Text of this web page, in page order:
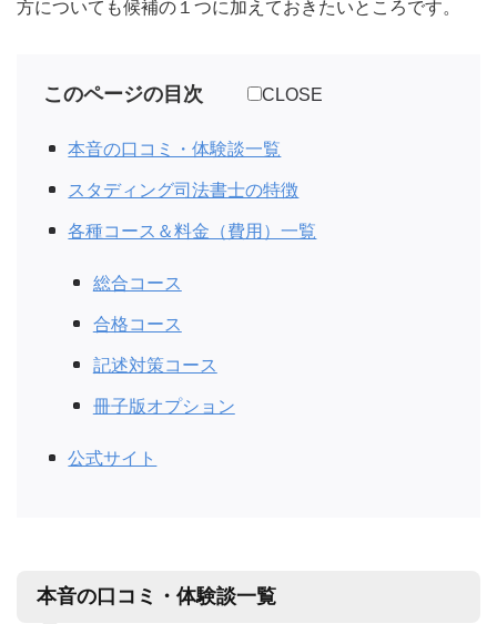
方についても候補の１つに加えておきたいところです。
このページの目次 CLOSE
本音の口コミ・体験談一覧
スタディング司法書士の特徴
各種コース＆料金（費用）一覧
総合コース
合格コース
記述対策コース
冊子版オプション
公式サイト
本音の口コミ・体験談一覧